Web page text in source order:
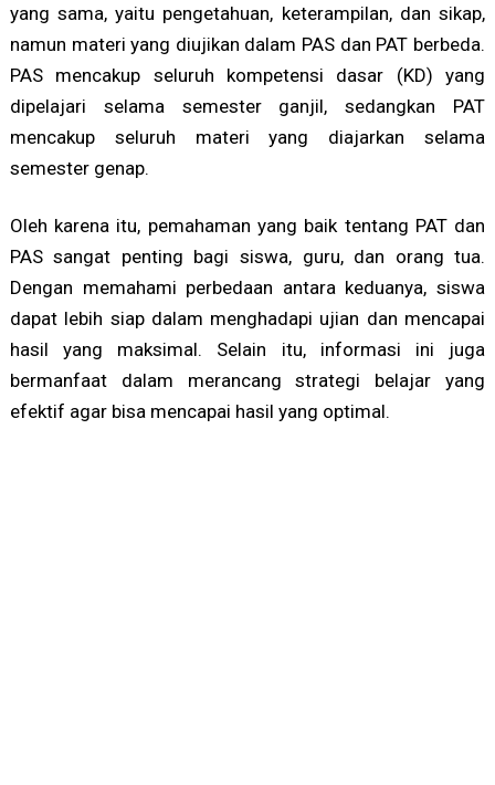
yang sama, yaitu pengetahuan, keterampilan, dan sikap,
namun materi yang diujikan dalam PAS dan PAT berbeda.
PAS mencakup seluruh kompetensi dasar (KD) yang
dipelajari selama semester ganjil, sedangkan PAT
mencakup seluruh materi yang diajarkan selama
semester genap.
Oleh karena itu, pemahaman yang baik tentang PAT dan
PAS sangat penting bagi siswa, guru, dan orang tua.
Dengan memahami perbedaan antara keduanya, siswa
dapat lebih siap dalam menghadapi ujian dan mencapai
hasil yang maksimal. Selain itu, informasi ini juga
bermanfaat dalam merancang strategi belajar yang
efektif agar bisa mencapai hasil yang optimal.